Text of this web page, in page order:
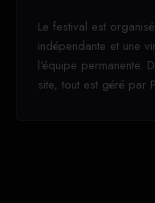
Le festival est
indépendante et une
l'équipe permanente.
site, tout est géré par